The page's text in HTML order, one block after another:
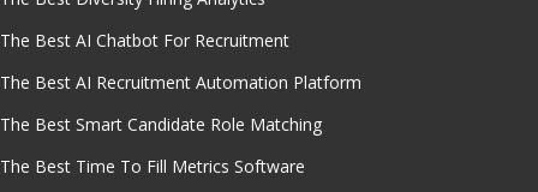
The Best AI Chatbot For Recruitment
The Best AI Recruitment Automation Platform
The Best Smart Candidate Role Matching
The Best Time To Fill Metrics Software